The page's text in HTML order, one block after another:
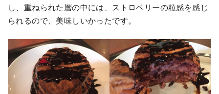
し、重ねられた層の中には、ストロベリーの粒感を感じ
られるので、美味しいかったです。